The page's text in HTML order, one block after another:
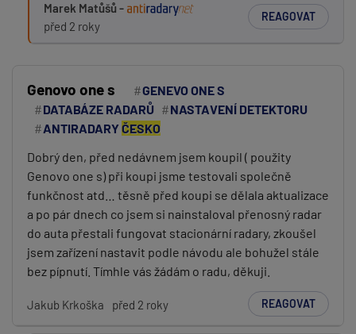
Marek Matůšů -
před 2 roky
REAGOVAT
Genovo one s
GENEVO ONE S
DATABÁZE RADARŮ
NASTAVENÍ DETEKTORU
ANTIRADARYČESKO
Dobrý den, před nedávnem jsem koupil ( použity
Genovo one s) při koupi jsme testovali společně
funkčnost atd… těsně před koupi se dělala aktualizace
a po pár dnech co jsem si nainstaloval přenosný radar
do auta přestali fungovat stacionární radary, zkoušel
jsem zařízení nastavit podle návodu ale bohužel stále
bez pípnutí. Tímhle vás žádám o radu, děkuji.
Jakub Krkoška před 2 roky REAGOVAT